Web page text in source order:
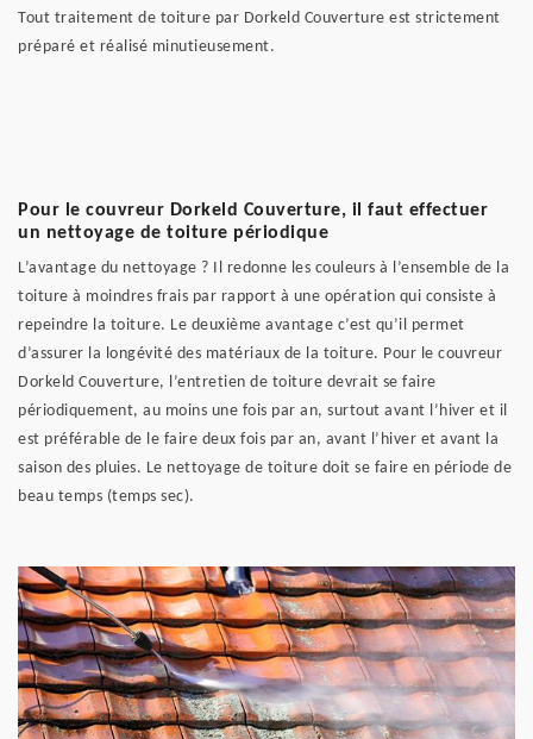
Tout traitement de toiture par Dorkeld Couverture est strictement
préparé et réalisé minutieusement.
Pour le couvreur Dorkeld Couverture, il faut effectuer
un nettoyage de toiture périodique
L’avantage du nettoyage ? Il redonne les couleurs à l’ensemble de la
toiture à moindres frais par rapport à une opération qui consiste à
repeindre la toiture. Le deuxième avantage c’est qu’il permet
d’assurer la longévité des matériaux de la toiture. Pour le couvreur
Dorkeld Couverture, l’entretien de toiture devrait se faire
périodiquement, au moins une fois par an, surtout avant l’hiver et il
est préférable de le faire deux fois par an, avant l’hiver et avant la
saison des pluies. Le nettoyage de toiture doit se faire en période de
beau temps (temps sec).